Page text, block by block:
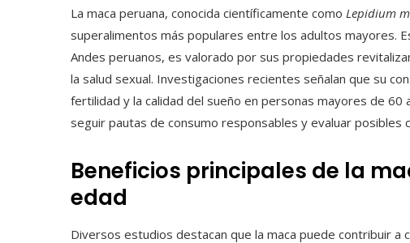
La maca peruana, conocida científicamente como Lepidium
superalimentos más populares entre los adultos mayores.
Andes peruanos, es valorado por sus propiedades
la salud sexual. Investigaciones recientes señalan que su
fertilidad y la calidad del sueño en personas mayores de
seguir pautas de consumo responsables y evaluar posibles
Beneficios principales de la
edad
Diversos estudios destacan que la maca puede contribuir